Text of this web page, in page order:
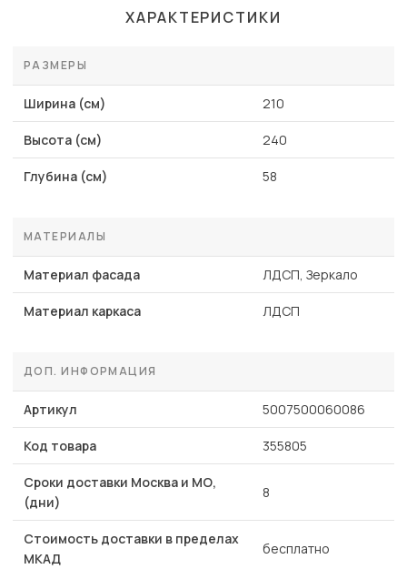
ХАРАКТЕРИСТИКИ
РАЗМЕРЫ
Ширина (см) 210
Высота (см) 240
Глубина (см) 58
МАТЕРИАЛЫ
Материал фасада ЛДСП, Зеркало
Материал каркаса ЛДСП
ДОП. ИНФОРМАЦИЯ
Артикул 5007500060086
Код товара 355805
Сроки доставки Москва и МО,
(дни)
8
Стоимость доставки в пределах
МКАД
бесплатно